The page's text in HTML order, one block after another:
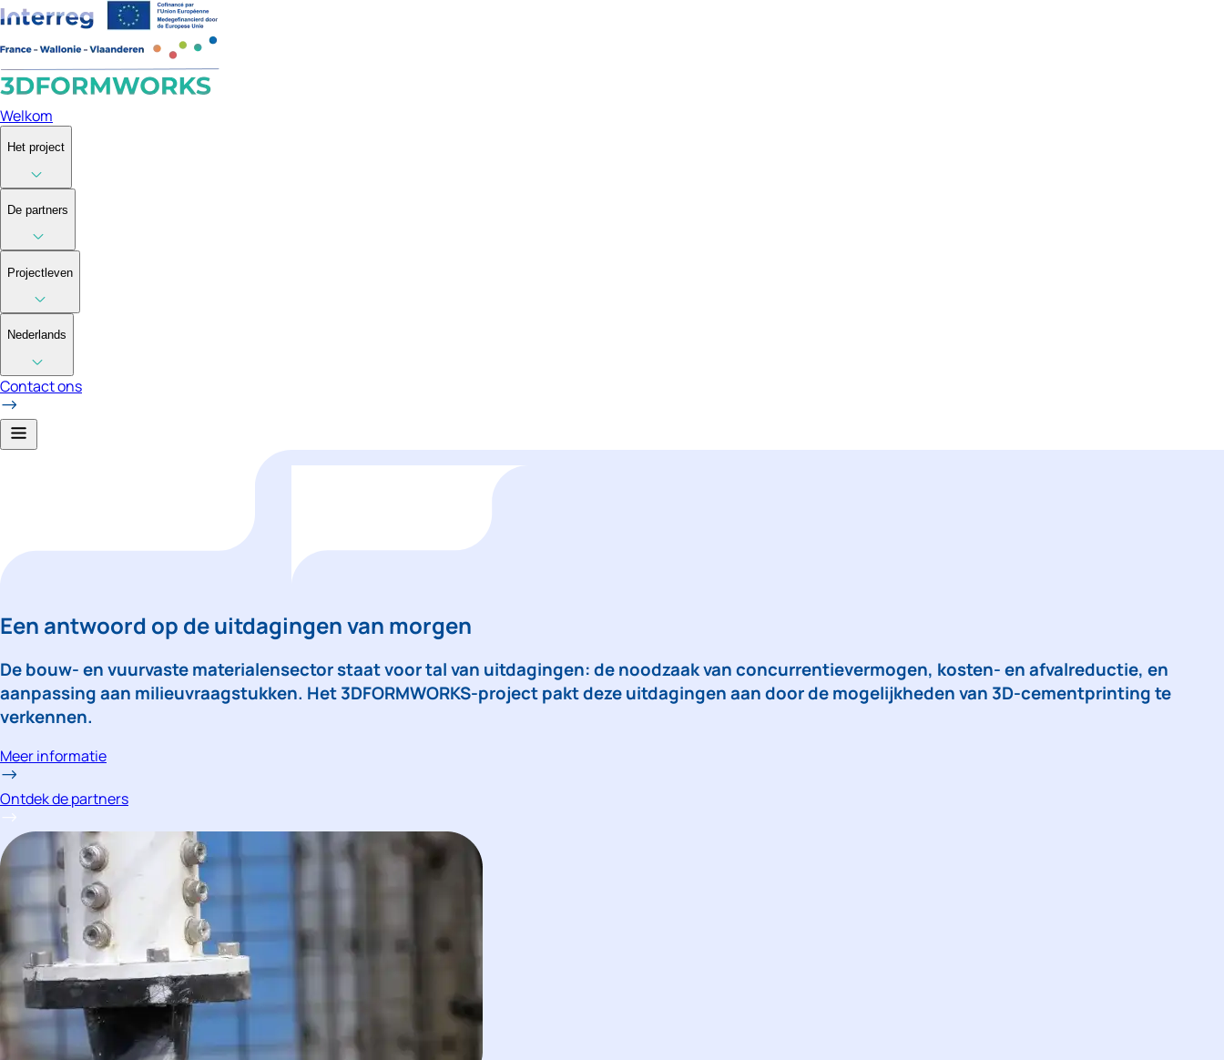
Welkom
Het project
De partners
Projectleven
Nederlands
Contact ons
Een antwoord op de uitdagingen van morgen
De bouw- en vuurvaste materialensector staat voor tal van uitdagingen: de noodzaak van concurrentievermogen, kosten- en afvalreductie, en
aanpassing aan milieuvraagstukken. Het 3DFORMWORKS-project pakt deze uitdagingen aan door de mogelijkheden van 3D-cementprinting te
verkennen.
Meer informatie
Ontdek de partners